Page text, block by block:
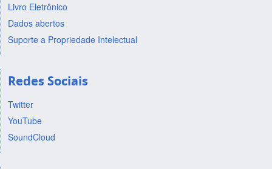
Livro Eletrônico
Dados abertos
Suporte a Propriedade Intelectual
Redes Sociais
Twitter
YouTube
SoundCloud